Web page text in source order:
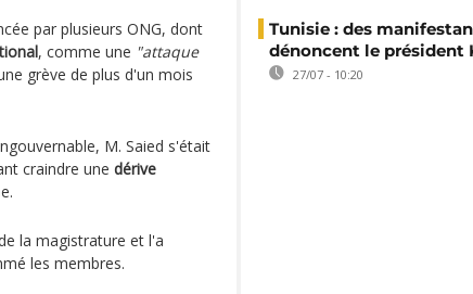
par plusieurs ONG, dont
, comme une "attaque
grève de plus d'un mois
M. Saied s'était
craindre une dérive
la magistrature et l'a
les membres.
Tunisie : des
dénoncent le président
27/07 - 10:20